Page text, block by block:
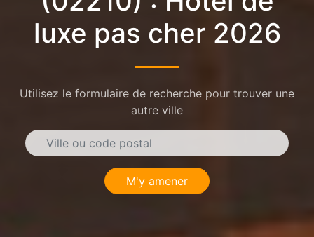
luxe pas cher 2026
Utilisez le formulaire de recherche pour trouver une
autre ville
M'y amener